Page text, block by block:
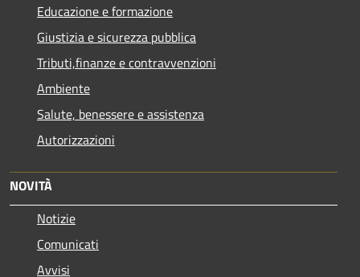
Educazione e formazione
Giustizia e sicurezza pubblica
Tributi,finanze e contravvenzioni
Ambiente
Salute, benessere e assistenza
Autorizzazioni
NOVITÀ
Notizie
Comunicati
Avvisi